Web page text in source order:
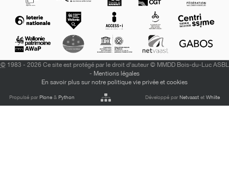
©1983 - 2026 Ce site est protégé par le droit d'auteur © MMDD Bois-du-Luc ASBL
- Mentions légales
En savoir plus sur notre politique vie privée et cookies
Propulsé parPlone &Python Développé parNetvaastet Whiite